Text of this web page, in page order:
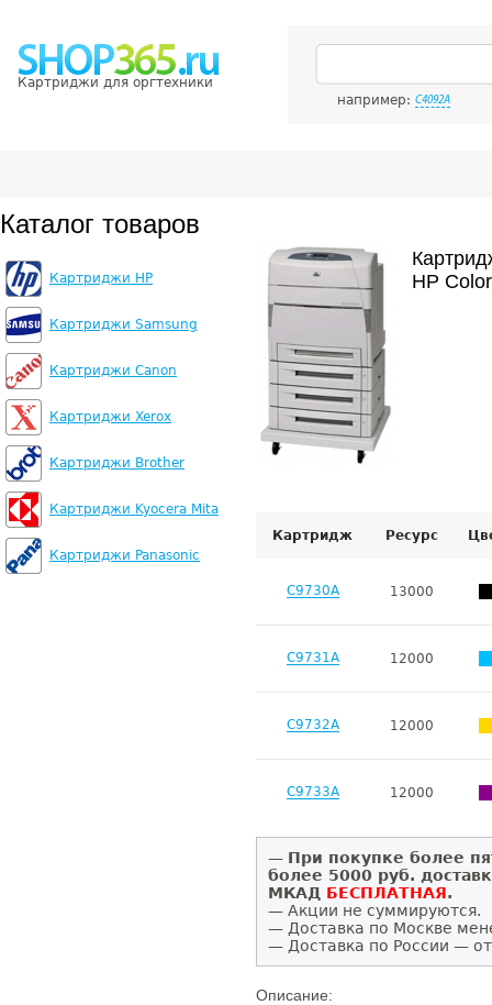
Картриджи для оргтехники
например: C4092A
Каталог товаров
Картриджи HP
Картриджи Samsung
Картриджи Canon
Картриджи Xerox
Картриджи Brother
Картриджи Kyocera Mita
Картриджи Panasonic
HP
Картридж Ресурс
C9730A 13000
C9731A 12000
C9732A 12000
C9733A 12000
— При покупке более
более 5000 руб.
МКАД БЕСПЛАТНАЯ.
— Акции не суммируются.
— Доставка по Москве
— Доставка по России —
Описание: